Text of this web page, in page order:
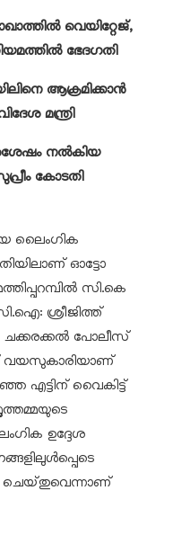
വെയിറ്റേജ്,
ഭേദഗതി
ആക്രമിക്കാന്‍
മന്ത്രി
നല്‍കിയ
കോടതി
ലൈംഗിക
ഓട്ടോ
സി.കെ
ശ്രീജിത്ത്
ചക്കരക്കൽ പോലീസ്
വയസുകാരിയാണ്
എട്ടിന് വൈകിട്ട്
ഉദ്ദേശ
ചെയ്‌തുവെന്നാണ്